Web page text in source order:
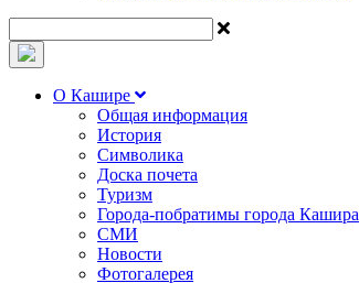
О Кашире
Общая информация
История
Символика
Доска почета
Туризм
Города-побратимы города Кашира
СМИ
Новости
Фотогалерея